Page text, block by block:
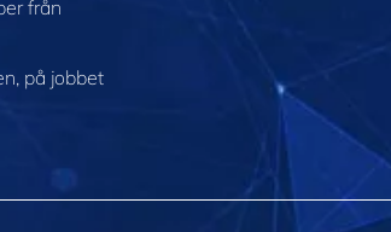
från
på jobbet